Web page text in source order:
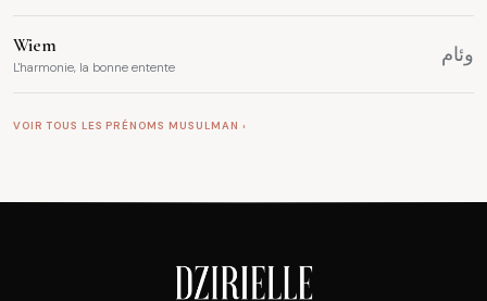
Wiem
L'harmonie, la bonne entente
وئام
VOIR TOUS LES PRÉNOMS MUSULMAN ›